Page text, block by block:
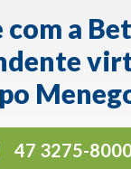
com a
47 3275-